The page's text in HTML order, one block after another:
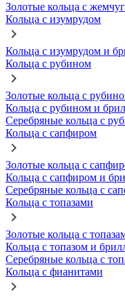
Золотые кольца с
Кольца с изумрудом
Кольца с изумрудом и
Кольца с рубином
Золотые кольца с
Кольца с рубином и
Серебряные кольца с
Кольца с сапфиром
Золотые кольца с
Кольца с сапфиром и
Серебряные кольца с
Кольца с топазами
Золотые кольца с
Кольца с топазом и
Серебряные кольца с
Кольца с фианитами